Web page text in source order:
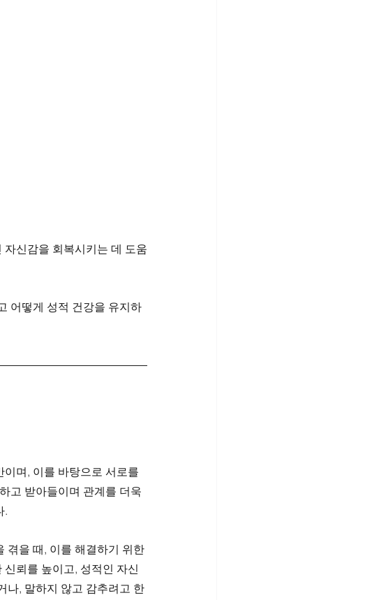
신감을 회복시키는 데 도움
어떻게 성적 건강을 유지하
며, 이를 바탕으로 서로를
고 받아들이며 관계를 더욱
.
겪을 때, 이를 해결하기 위한
뢰를 높이고, 성적인 자신
나, 말하지 않고 감추려고 한